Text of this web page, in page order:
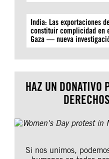
India: Las exportaciones
constituir complicidad en
Gaza — nueva
HAZ UN DONATIVO
Si nos unimos,